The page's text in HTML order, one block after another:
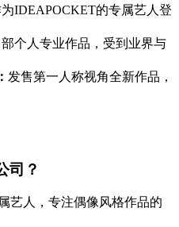
IDEAPOCKET的专属艺人登
个人专业作品，受到业界与
发售第一人称视角全新作品，
司？
艺人，专注偶像风格作品的